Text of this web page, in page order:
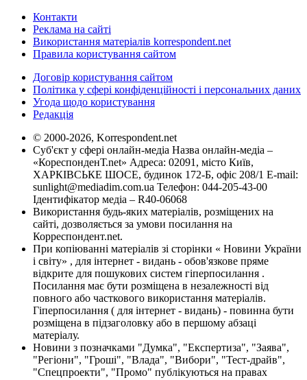
Контакти
Реклама на сайті
Використання матеріалів korrespondent.net
Правила користування сайтом
Договір користування сайтом
Політика у сфері конфіденційності і персональних даних
Угода щодо користування
Редакція
© 2000-2026, Korrespondent.net
Суб'єкт у сфері онлайн-медіа Назва онлайн-медіа –
«КореспонденТ.net» Адреса: 02091, місто Київ,
ХАРКІВСЬКЕ ШОСЕ, будинок 172-Б, офіс 208/1 E-mail:
sunlight@mediadim.com.ua Телефон: 044-205-43-00
Ідентифікатор медіа – R40-06068
Використання будь-яких матеріалів, розміщених на
сайті, дозволяється за умови посилання на
Корреспондент.net.
При копіюванні матеріалів зі сторінки « Новини України
і світу» , для інтернет - видань - обов'язкове пряме
відкрите для пошукових систем гіперпосилання .
Посилання має бути розміщена в незалежності від
повного або часткового використання матеріалів.
Гіперпосилання ( для інтернет - видань) - повинна бути
розміщена в підзаголовку або в першому абзаці
матеріалу.
Новини з позначками "Думка", "Експертиза", "Заява",
"Регіони", "Гроші", "Влада", "Вибори", "Тест-драйв",
"Спецпроекти", "Промо" публікуються на правах